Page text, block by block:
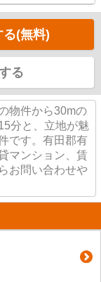
(無料)
る
物件から30mの
分と、立地が魅
です。有田郡有
マンション、賃
お問い合わせや